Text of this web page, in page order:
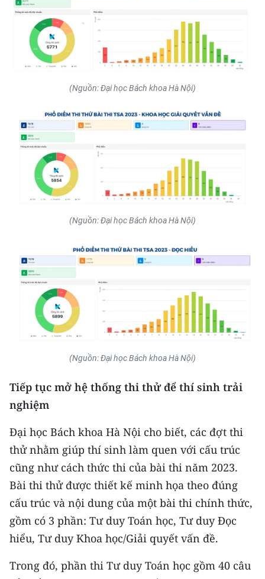
Infographic
TIN MỚI
TIN ĐỊA PHƯƠNG
Trung du và miền núi phía Bắc
Đồng bằng sông Hồng
Bắc Trung Bộ
Duyên hải Nam Trung Bộ và Tây
Đồng bằng sông Cửu Long
Chuyên trang Hà Nội
Chuyên trang TP. Hồ Chí Minh
CHUYÊN ĐỀ
VỀ BÁO NHÂN DÂN
THỜI NAY
NHÂN DÂN CUỐI TUẦN
NHÂN DÂN HẰNG THÁNG
MUA BÁO
ĐỌC BÁO IN
(Nguồn: Đại học Bách khoa Hà Nội)
(Nguồn: Đại học Bách khoa Hà Nội)
(Nguồn: Đại học Bách khoa Hà Nội)
Tiếp tục mở hệ thống thi thử để thí sinh trải
nghiệm
Đại học Bách khoa Hà Nội cho biết, các đợt thi
thử nhằm giúp thí sinh làm quen với cấu trúc
cũng như cách thức thi của bài thi năm 2023.
Bài thi thử được thiết kế minh họa theo đúng
cấu trúc và nội dung của một bài thi chính thức,
gồm có 3 phần: Tư duy Toán học, Tư duy Đọc
hiểu, Tư duy Khoa học/Giải quyết vấn đề.
Trong đó, phần thi Tư duy Toán học gồm 40 câu